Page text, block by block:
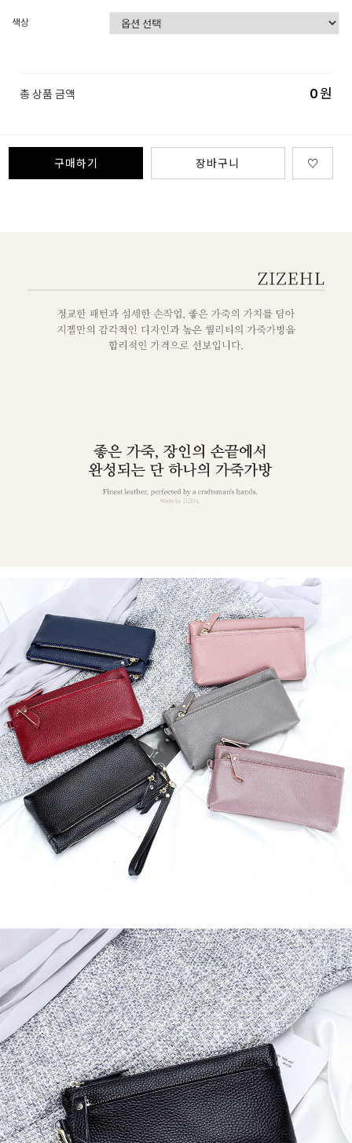
색상
총 상품 금액 0원
구매하기 장바구니 ♡